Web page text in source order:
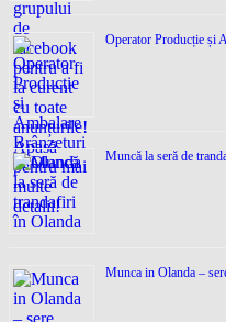
Operator Producție și
Muncă la seră de
Munca in Olanda –